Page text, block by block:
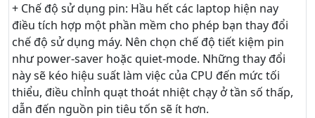
+ Chế độ sử dụng pin: Hầu hết các laptop hiện nay
điều tích hợp một phần mềm cho phép bạn thay đổi
chế độ sử dụng máy. Nên chọn chế độ tiết kiệm pin
như power-saver hoặc quiet-mode. Những thay đổi
này sẽ kéo hiệu suất làm việc của CPU đến mức tối
thiểu, điều chỉnh quạt thoát nhiệt chạy ở tần số thấp,
dẫn đến nguồn pin tiêu tốn sẽ ít hơn.